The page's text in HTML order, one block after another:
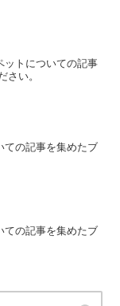
ットについての記事
さい。
ての記事を集めたブ
ての記事を集めたブ